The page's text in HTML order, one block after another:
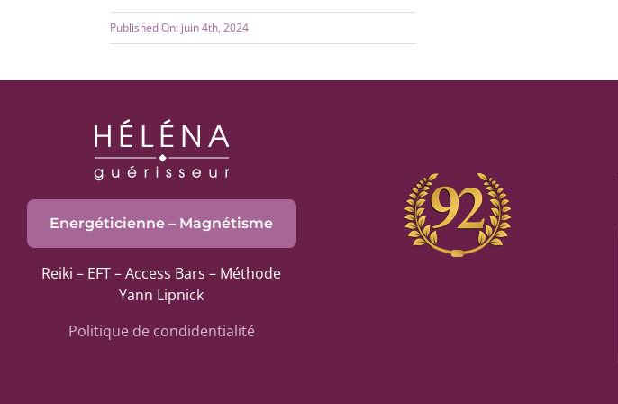
Published On: juin 4th, 2024
Energéticienne – Magnétisme
Reiki – EFT – Access Bars – Méthode
Yann Lipnick
Politique de condidentialité